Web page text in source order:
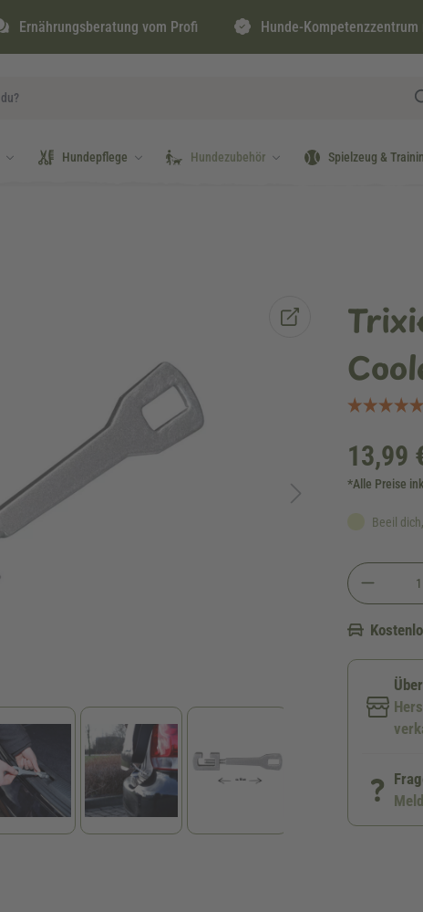
Ernährungsberatung vom Profi Hunde-
Hundepflege Hundezubehör Spielzeug &
13,99
*Alle Preise
Beeil